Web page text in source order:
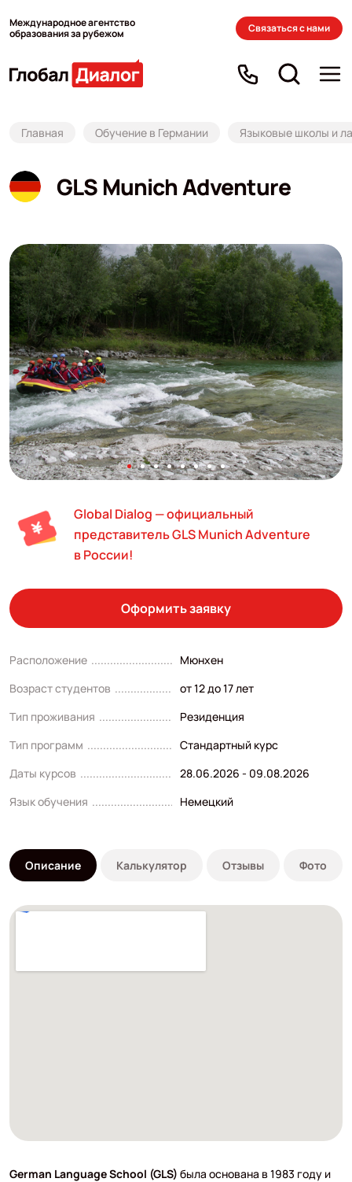
Международное агентство
образования за рубежом
Связаться с нами
Главная Обучение в Германии Языковые школы и
GLS Munich Adventure
Global Dialog — официальный
представитель GLS Munich Adventure
в России!
Оформить заявку
Расположение
Мюнхен
Возраст студентов
от 12 до 17 лет
Тип проживания
Резиденция
Тип программ
Стандартный курс
Даты курсов
28.06.2026 - 09.08.2026
Язык обучения
Немецкий
Описание Калькулятор Отзывы Фото
German Language School (GLS) была основана в 1983 году и